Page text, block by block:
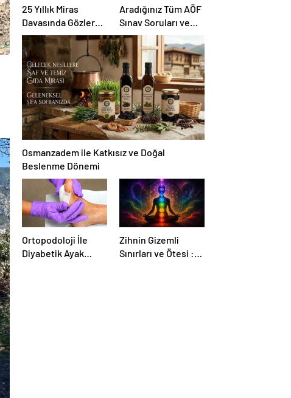
25 Yıllık Miras
Davasında Gözler
Temmuz Ayındaki
Karar Duruşmasına
Çevrildi
Aradığınız Tüm AÖF
Sınav Soruları ve
Canlı Açıköğretim
Forumu Burada
Osmanzadem ile Katkısız ve Doğal
Beslenme Dönemi
Ortopodoloji İle
Diyabetik Ayak
Zihnin Gizemli
Sınırları ve Ötesi :